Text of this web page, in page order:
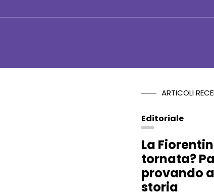
ARTICOLI
Editoriale
La
tornata?
provando
storia